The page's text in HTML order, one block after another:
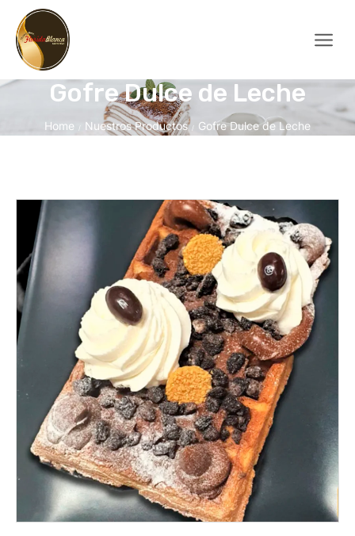
Gofre Dulce de Leche
Home Nuestros Productos / Gofre Dulce de Leche